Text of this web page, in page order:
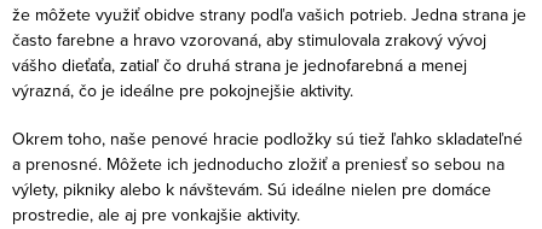
že môžete využiť obidve strany podľa vašich potrieb. Jedna strana je
často farebne a hravo vzorovaná, aby stimulovala zrakový vývoj
vášho dieťaťa, zatiaľ čo druhá strana je jednofarebná a menej
výrazná, čo je ideálne pre pokojnejšie aktivity.
Okrem toho, naše penové hracie podložky sú tiež ľahko skladateľné
a prenosné. Môžete ich jednoducho zložiť a preniesť so sebou na
výlety, pikniky alebo k návštevám. Sú ideálne nielen pre domáce
prostredie, ale aj pre vonkajšie aktivity.